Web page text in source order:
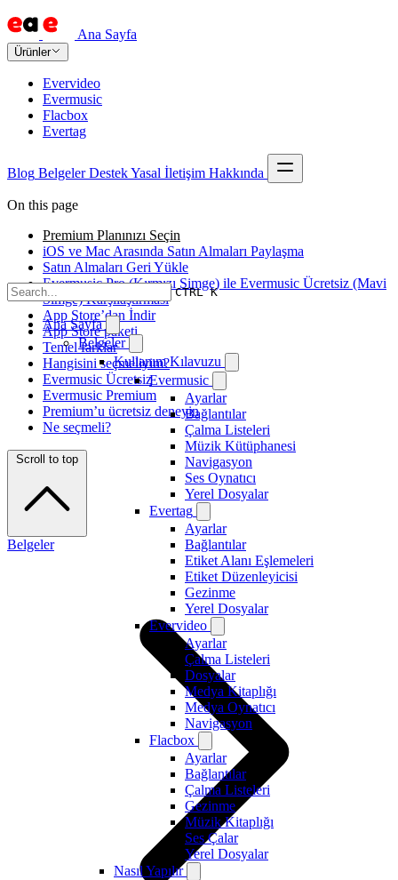
Ana Sayfa
Ürünler
Evervideo
Evermusic
Flacbox
Evertag
Blog Belgeler DestekYasal İletişim Hakkında
CTRL K
Ana Sayfa
Belgeler
Kullanım Kılavuzu
Evermusic
Ayarlar
Bağlantılar
Çalma Listeleri
Müzik Kütüphanesi
Navigasyon
Ses Oynatıcı
Yerel Dosyalar
Evertag
Ayarlar
Bağlantılar
Etiket Alanı Eşlemeleri
Etiket Düzenleyicisi
Gezinme
Yerel Dosyalar
Evervideo
Ayarlar
Çalma Listeleri
Dosyalar
Medya Kitaplığı
Medya Oynatıcı
Navigasyon
Flacbox
Ayarlar
Bağlantılar
Çalma Listeleri
Gezinme
Müzik Kitaplığı
Ses Çalar
Yerel Dosyalar
Nasıl Yapılır
On this page
Premium Planınızı Seçin
iOS ve Mac Arasında Satın Almaları Paylaşma
Satın Almaları Geri Yükle
Evermusic Pro (Kırmızı Simge) ile Evermusic Ücretsiz (Mavi
Simge) Karşılaştırması
App Store’dan İndir
App Store paketi
Temel farklar
Hangisini seçmeliyim?
Evermusic Ücretsiz
Evermusic Premium
Premium’u ücretsiz deneyin
Ne seçmeli?
Scroll to top
Belgeler